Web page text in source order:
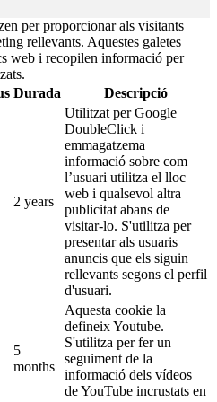
per proporcionar als visitants
rellevants. Aquestes galetes
web i recopilen informació per
Durada Descripció
2 years
Utilitzat per Google
DoubleClick i
emmagatzema
informació sobre com
l’usuari utilitza el lloc
web i qualsevol altra
publicitat abans de
visitar-lo. S'utilitza per
presentar als usuaris
anuncis que els siguin
rellevants segons el perfil
d'usuari.
5
months
Aquesta cookie la
defineix Youtube.
S'utilitza per fer un
seguiment de la
informació dels vídeos
de YouTube incrustats en